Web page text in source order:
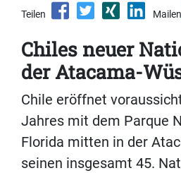
Teilen Mailen
Chiles neuer
der Atacama-
Chile eröffnet
Jahres mit dem Parque
Florida mitten in der
seinen insgesamt 45.